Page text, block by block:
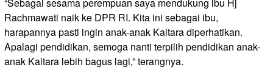
Rachmawati naik ke DPR RI. Kita ini sebagai ibu,
harapannya pasti ingin anak-anak Kaltara diperhatikan.
Apalagi pendidikan, semoga nanti terpilih pendidikan anak-
anak Kaltara lebih bagus lagi,” terangnya.